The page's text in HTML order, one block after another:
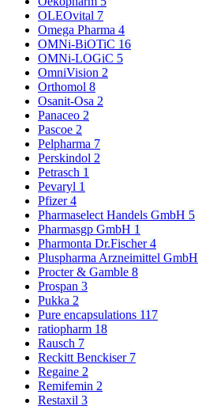
OLEOvital 7
Omega Pharma 4
OMNi-BiOTiC 16
OMNi-LOGiC 5
OmniVision 2
Orthomol 8
Osanit-Osa 2
Panaceo 2
Pascoe 2
Pelpharma 7
Perskindol 2
Petrasch 1
Pevaryl 1
Pfizer4
Pharmaselect Handels GmbH 5
Pharmasgp GmbH 1
Pharmonta Dr.Fischer4
Pluspharma Arzneimittel GmbH
Procter & Gamble 8
Prospan 3
Pukka 2
Pure encapsulations 117
ratiopharm 18
Rausch 7
Reckitt Benckiser 7
Regaine 2
Remifemin 2
Restaxil 3